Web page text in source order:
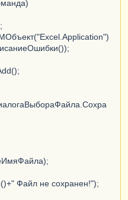
Файл не сохранен!");